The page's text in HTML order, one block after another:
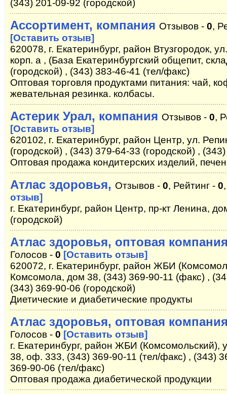
(343) 201-09-92 (городской)
Ассортимент, компания Отзывов - 0,
[Оставить отзыв]
620078, г. Екатеринбург, район Втузгородок,
корп. а , (База Екатеринбургский общепит,
(городской) , (343) 383-46-41 (тел/факс)
Оптовая торговля продуктами питания: чай,
жевательная резинка. колбасы.
Астерик Урал, компания Отзывов - 0,
[Оставить отзыв]
620102, г. Екатеринбург, район Центр, ул.
(городской) , (343) 379-64-33 (городской) ,
Оптовая продажа кондитерских изделий,
Атлас здоровья, Отзывов - 0, Рейтинг - 0
отзыв]
г. Екатеринбург, район Центр, пр-кт Ленина,
(городской)
Атлас здоровья, оптовая
Голосов - 0 [Оставить отзыв]
620072, г. Екатеринбург, район ЖБИ
Комсомола, дом 38, (343) 369-90-11 (факс) ,
(343) 369-90-06 (городской)
Диетические и диабетические продукты
Атлас здоровья, оптовая
Голосов - 0 [Оставить отзыв]
г. Екатеринбург, район ЖБИ (Комсомольский),
38, оф. 333, (343) 369-90-11 (тел/факс) , (343)
369-90-06 (тел/факс)
Оптовая продажа диабетической продукции